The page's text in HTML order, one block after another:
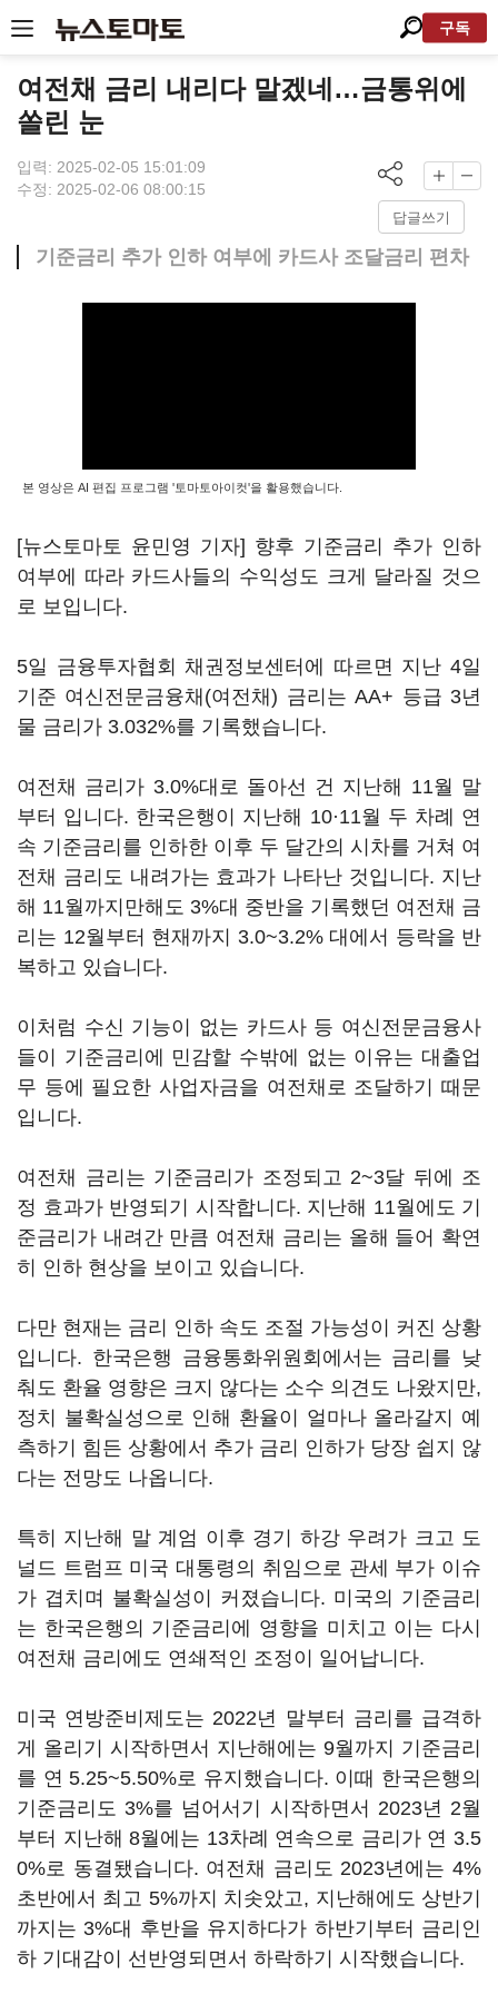
구독
여전채 금리 내리다 말겠네…금통위에
쏠린 눈
입력: 2025-02-05 15:01:09
수정: 2025-02-06 08:00:15
답글쓰기
기준금리 추가 인하 여부에 카드사 조달금리 편차
본 영상은 AI 편집 프로그램 '토마토아이컷'을 활용했습니다.
[뉴스토마토 윤민영 기자] 향후 기준금리 추가 인하
여부에 따라 카드사들의 수익성도 크게 달라질 것으
로 보입니다.
5일 금융투자협회 채권정보센터에 따르면 지난 4일
기준 여신전문금융채(여전채) 금리는 AA+ 등급 3년
물 금리가 3.032%를 기록했습니다.
여전채 금리가 3.0%대로 돌아선 건 지난해 11월 말
부터 입니다. 한국은행이 지난해 10·11월 두 차례 연
속 기준금리를 인하한 이후 두 달간의 시차를 거쳐 여
전채 금리도 내려가는 효과가 나타난 것입니다. 지난
해 11월까지만해도 3%대 중반을 기록했던 여전채 금
리는 12월부터 현재까지 3.0~3.2% 대에서 등락을 반
복하고 있습니다.
이처럼 수신 기능이 없는 카드사 등 여신전문금융사
들이 기준금리에 민감할 수밖에 없는 이유는 대출업
무 등에 필요한 사업자금을 여전채로 조달하기 때문
입니다.
여전채 금리는 기준금리가 조정되고 2~3달 뒤에 조
정 효과가 반영되기 시작합니다. 지난해 11월에도 기
준금리가 내려간 만큼 여전채 금리는 올해 들어 확연
히 인하 현상을 보이고 있습니다.
다만 현재는 금리 인하 속도 조절 가능성이 커진 상황
입니다. 한국은행 금융통화위원회에서는 금리를 낮
춰도 환율 영향은 크지 않다는 소수 의견도 나왔지만,
정치 불확실성으로 인해 환율이 얼마나 올라갈지 예
측하기 힘든 상황에서 추가 금리 인하가 당장 쉽지 않
다는 전망도 나옵니다.
특히 지난해 말 계엄 이후 경기 하강 우려가 크고 도
널드 트럼프 미국 대통령의 취임으로 관세 부가 이슈
가 겹치며 불확실성이 커졌습니다. 미국의 기준금리
는 한국은행의 기준금리에 영향을 미치고 이는 다시
여전채 금리에도 연쇄적인 조정이 일어납니다.
미국 연방준비제도는 2022년 말부터 금리를 급격하
게 올리기 시작하면서 지난해에는 9월까지 기준금리
를 연 5.25~5.50%로 유지했습니다. 이때 한국은행의
기준금리도 3%를 넘어서기 시작하면서 2023년 2월
부터 지난해 8월에는 13차례 연속으로 금리가 연 3.5
0%로 동결됐습니다. 여전채 금리도 2023년에는 4%
초반에서 최고 5%까지 치솟았고, 지난해에도 상반기
까지는 3%대 후반을 유지하다가 하반기부터 금리인
하 기대감이 선반영되면서 하락하기 시작했습니다.